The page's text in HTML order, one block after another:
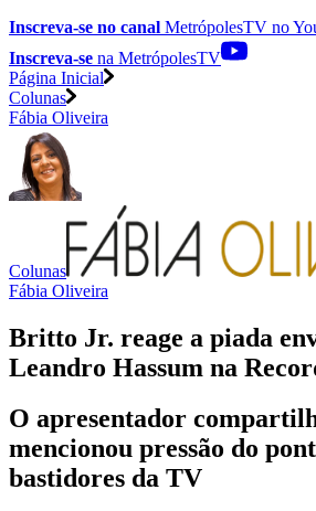
Inscreva-se no canal MetrópolesTV no
Inscreva-se na MetrópolesTV
Página Inicial
Colunas
Fábia Oliveira
Colunas
Fábia Oliveira
Britto Jr. reage a piada
Leandro Hassum na
O apresentador
mencionou pressão do
bastidores da TV